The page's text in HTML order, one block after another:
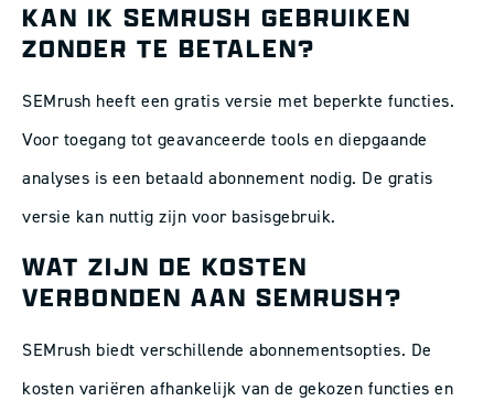
KAN IK SEMRUSH GEBRUIKEN
ZONDER TE BETALEN?
SEMrush heeft een gratis versie met beperkte functies.
Voor toegang tot geavanceerde tools en diepgaande
analyses is een betaald abonnement nodig. De gratis
versie kan nuttig zijn voor basisgebruik.
WAT ZIJN DE KOSTEN
VERBONDEN AAN SEMRUSH?
SEMrush biedt verschillende abonnementsopties. De
kosten variëren afhankelijk van de gekozen functies en